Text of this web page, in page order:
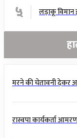
५ लड़ाकू विमान
मरने की चेतावनी देकर
रास्वपा कार्यकर्ता